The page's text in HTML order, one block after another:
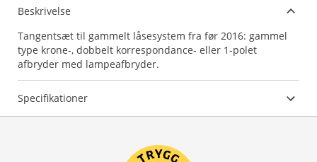
Beskrivelse
Tangentsæt til gammelt låsesystem fra før 2016: gammel
type krone-, dobbelt korrespondance- eller 1-polet
afbryder med lampeafbryder.
Specifikationer